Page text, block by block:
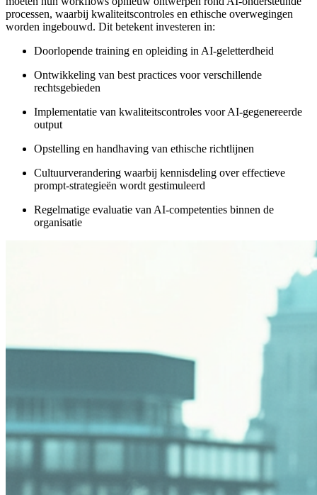
processen, waarbij kwaliteitscontroles en ethische overwegingen
worden ingebouwd. Dit betekent investeren in:
Doorlopende training en opleiding in AI-geletterdheid
Ontwikkeling van best practices voor verschillende
rechtsgebieden
Implementatie van kwaliteitscontroles voor AI-gegenereerde
output
Opstelling en handhaving van ethische richtlijnen
Cultuurverandering waarbij kennisdeling over effectieve
prompt-strategieën wordt gestimuleerd
Regelmatige evaluatie van AI-competenties binnen de
organisatie